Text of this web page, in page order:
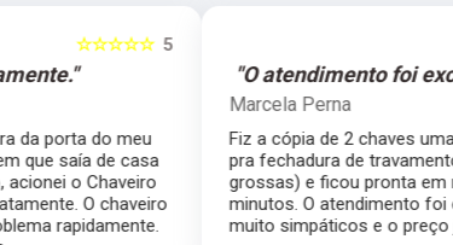
atendimento foi excelente."
a cópia de 2 chaves uma simples e outra
fechadura de travamento (aquelas chaves
e ficou pronta em menos de 15
O atendimento foi excelente, todos
simpáticos e o preço justo ao serviço!!